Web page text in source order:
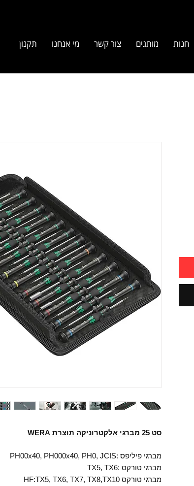
חנות מותגים צור קשר מי אנחנו תקנון
סט 25 מברגי אלקטרוניקה תוצרת WERA
מברגי פיליפס :PH00x40, PH000x40, PH0, JCIS
מברגי טורקס :TX5, TX6
מברגי טורקס HF:TX5, TX6, TX7, TX8,TX10